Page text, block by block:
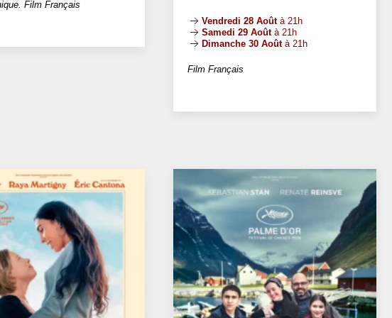
Film Français
Vendredi 28 Aoûtà 21h
Samedi 29 Aoûtà 21h
Dimanche 30 Aoûtà 21h
Film Français